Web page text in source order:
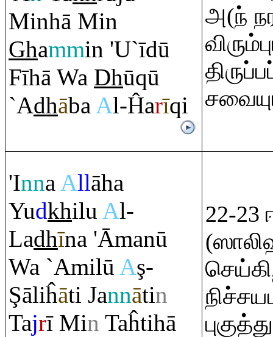
Minhā Min
Ghammin 'U`īdū
Fīhā Wa Dhūqū
`AdhābaAl-Ĥarīqi
அ(ந்
'InnaAllāha
Yudkhilu Al-
Ladhīna 'Āmanū
Wa `Amilū Aş-
Şāliĥāti Jannātin
Tajrī Min Taĥtihā
22-